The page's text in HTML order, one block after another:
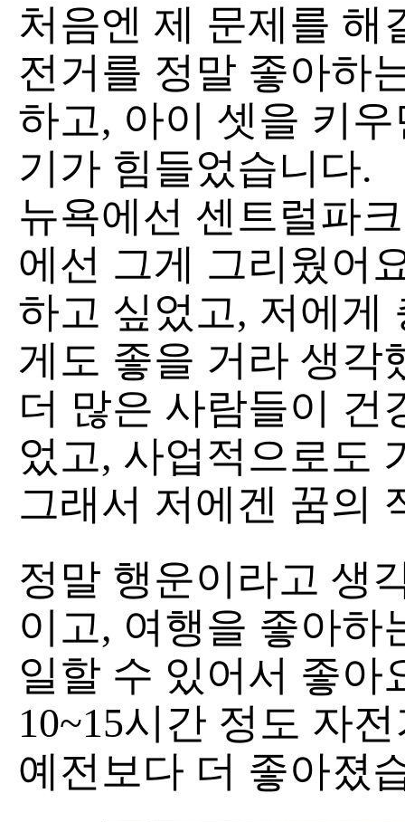
처음엔 제 문제를 해
전거를 정말 좋아하
하고, 아이 셋을 키
기가 힘들었습니다.
뉴욕에선 센트럴파
에선 그게 그리웠어
하고 싶었고, 저에게
게도 좋을 거라 생각
더 많은 사람들이 건
었고, 사업적으로도
그래서 저에겐 꿈의
정말 행운이라고 생
이고, 여행을 좋아하
일할 수 있어서 좋아
10~15시간 정도 자
예전보다 더 좋아졌